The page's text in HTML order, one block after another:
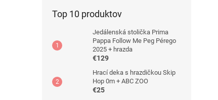
Top 10 produktov
Jedálenská stolička Prima
Pappa Follow Me Peg Pérego
2025 + hrazda
€129
Hrací deka s hrazdičkou Skip
Hop 0m + ABC ZOO
€25